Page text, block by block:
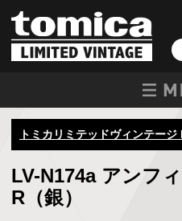
トミカリミテッドヴィンテージ
LV-N174a アンフ
R（銀）